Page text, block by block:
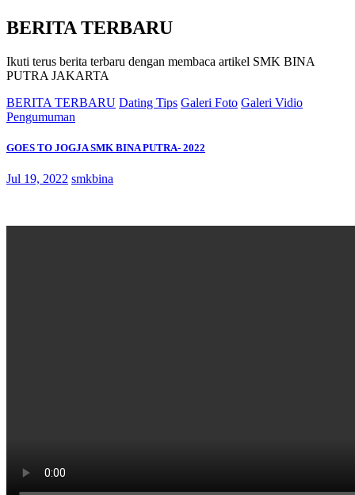
BERITA TERBARU
Ikuti terus berita terbaru dengan membaca artikel SMK BINA
PUTRA JAKARTA
BERITA TERBARU Dating Tips Galeri Foto Galeri Vidio
Pengumuman
GOES TO JOGJA SMK BINA PUTRA- 2022
Jul 19, 2022 smkbina